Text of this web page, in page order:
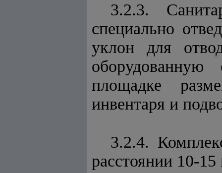
3.2.3.
специально
уклон для
площадке
инвентаря и
3.2.4.
расстоянии 10-